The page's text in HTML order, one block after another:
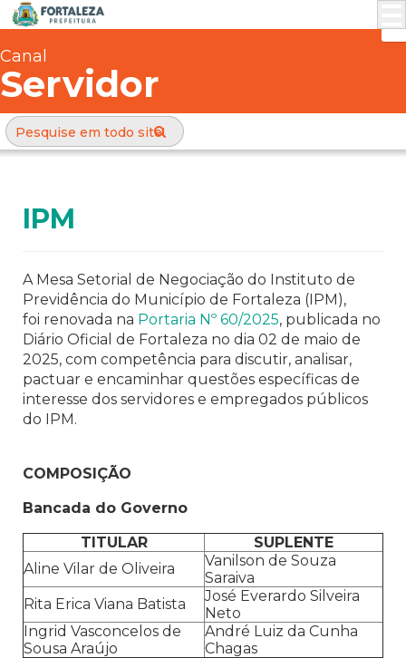
Canal
Servidor
IPM
A Mesa Setorial de Negociação do Instituto de
Previdência do Município de Fortaleza (IPM),
foi renovada na Portaria Nº 60/2025, publicada no
Diário Oficial de Fortaleza no dia 02 de maio de
2025, com competência para discutir, analisar,
pactuar e encaminhar questões específicas de
interesse dos servidores e empregados públicos
do IPM.
COMPOSIÇÃO
Bancada do Governo
TITULAR
SUPLENTE
Aline Vilar de Oliveira
Vanilson de Souza
Saraiva
Rita Erica Viana Batista
José Everardo Silveira
Neto
Ingrid Vasconcelos de
Sousa Araújo
André Luiz da Cunha
Chagas